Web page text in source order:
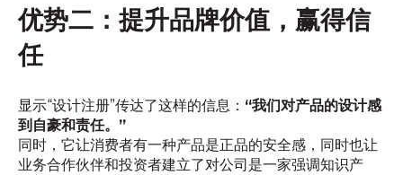
优势二：提升品牌价值，赢得信
任
显示“设计注册”传达了这样的信息： “我们对产品的设计感
到自豪和责任。”
同时，它让消费者有一种产品是正品的安全感，同时也让
业务合作伙伴和投资者建立了对公司是一家强调知识产